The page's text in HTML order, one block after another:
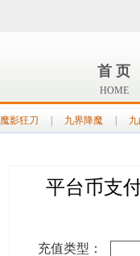
首 页
HOME
魔影狂刀 九界降魔
平台币支
充值类型：